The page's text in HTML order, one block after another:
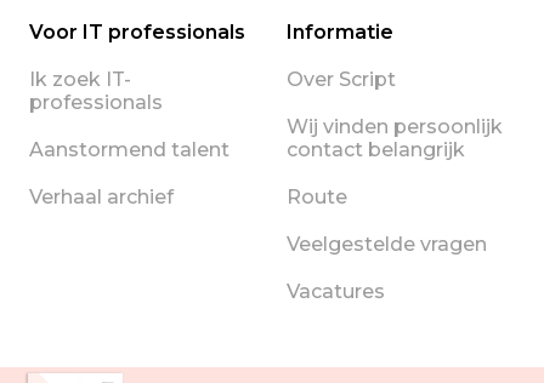
Voor IT professionals
Ik zoek IT-
professionals
Aanstormend talent
Verhaal archief
Informatie
Over Script
Wij vinden persoonlijk
contact belangrijk
Route
Veelgestelde vragen
Vacatures